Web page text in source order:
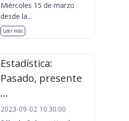
Miércoles 15 de marzo
desde la...
Leer más
Estadística:
Pasado, presente
...
2023-09-02 10:30:00